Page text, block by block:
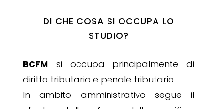
DI CHE COSA SI OCCUPA LO
STUDIO?
BCFM si occupa principalmente di
diritto tributario e penale tributario.
In ambito amministrativo segue il